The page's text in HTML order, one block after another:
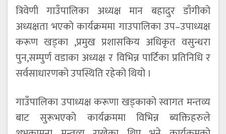
त्रिवेणी गाउँपालिका अध्यक्ष मान बहादुर डाँगीको
अध्यक्षता भएको कार्यक्रममा गाउपालिका उप–उपाध्यक्ष
करूण खड्का ,प्रमुख प्रशासकिय अधिकृत वसुन्धरा
पुन,सम्पुर्ण वडाका अध्यक्ष र विभिन्न पार्टिका प्रतिनिधि र
सर्वसाधारणको उपस्थिति रहेको थियो ।
गाउँपालिका उपाध्यक्ष करूणा खड्काको स्वागत मन्तव्य
बाट सुरूभएको कार्यक्रममा विभिन्न ब्यक्तिहरुले